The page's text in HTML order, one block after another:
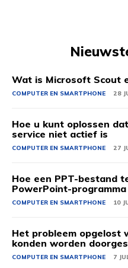
Wat is Microsoft Scout
COMPUTER EN SMARTPHONE 28
Hoe u kunt oplossen
service niet actief is
COMPUTER EN SMARTPHONE 27
Hoe een PPT-bestand
PowerPoint-programma
COMPUTER EN SMARTPHONE 10
Het probleem opgelost
konden worden
COMPUTER EN SMARTPHONE 7